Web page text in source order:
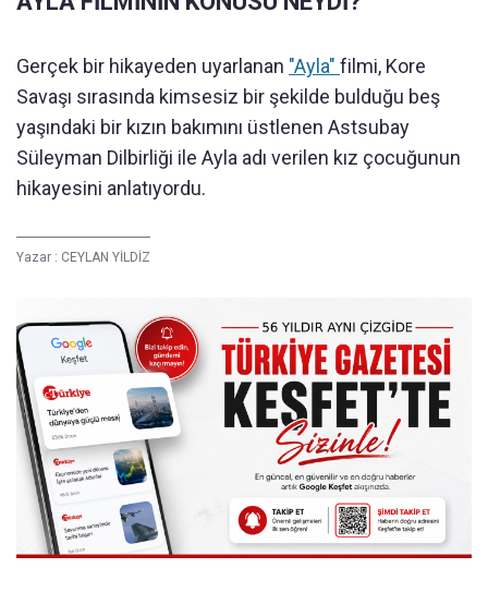
Gerçek bir hikayeden uyarlanan "Ayla" filmi, Kore
Savaşı sırasında kimsesiz bir şekilde bulduğu beş
yaşındaki bir kızın bakımını üstlenen Astsubay
Süleyman Dilbirliği ile Ayla adı verilen kız çocuğunun
hikayesini anlatıyordu.
Yazar : CEYLAN YİLDİZ